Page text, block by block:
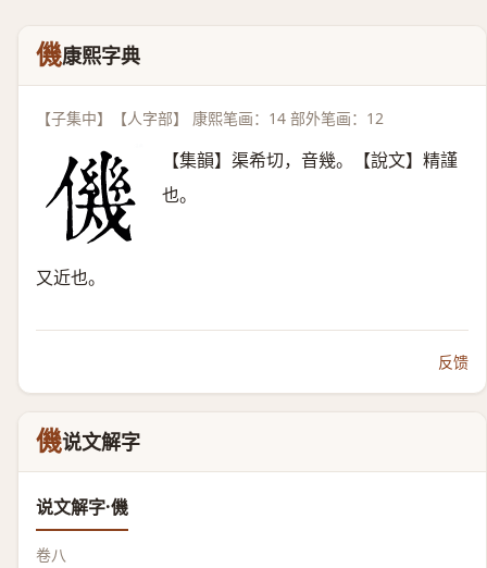
僟康熙字典
【子集中】【人字部】 康熙笔画：14 部外笔画：12
【集韻】渠希切，音幾。【說文】精謹
也。
又近也。
反馈
僟说文解字
说文解字·僟
卷八